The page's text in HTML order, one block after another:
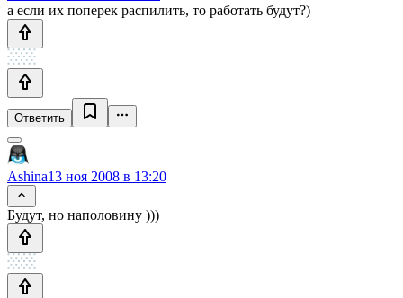
а если их поперек распилить, то работать будут?)
Ответить
Ashina13 ноя 2008 в 13:20
Будут, но наполовину )))